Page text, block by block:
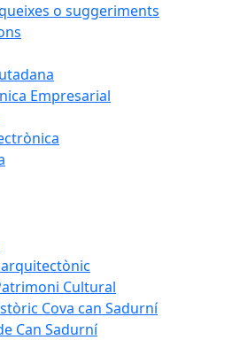
o suggeriments
Empresarial
Cultural
Cova can Sadurní
Can Sadurní